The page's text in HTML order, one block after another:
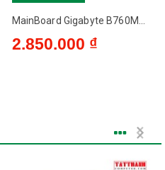
MainBoard Gigabyte B760M...
2.850.000 ₫